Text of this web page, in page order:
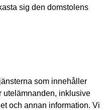
sig den domstolens
som innehåller
utelämnanden, inklusive
och annan information. Vi